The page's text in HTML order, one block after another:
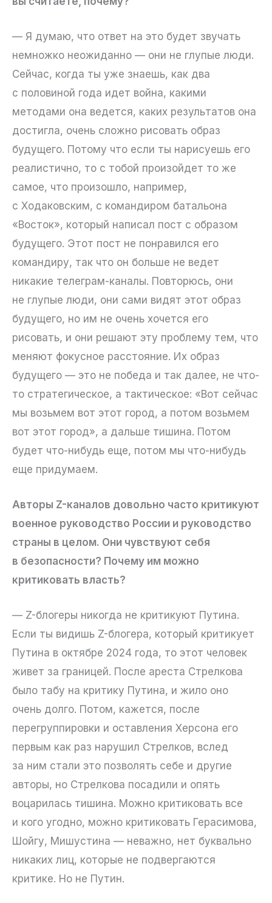
— Я думаю, что ответ на это будет звучать
немножко неожиданно — они не глупые люди.
Сейчас, когда ты уже знаешь, как два
с половиной года идет война, какими
методами она ведется, каких результатов она
достигла, очень сложно рисовать образ
будущего. Потому что если ты нарисуешь его
реалистично, то с тобой произойдет то же
самое, что произошло, например,
с Ходаковским, с командиром батальона
«Восток», который написал пост с образом
будущего. Этот пост не понравился его
командиру, так что он больше не ведет
никакие телеграм-каналы. Повторюсь, они
не глупые люди, они сами видят этот образ
будущего, но им не очень хочется его
рисовать, и они решают эту проблему тем, что
меняют фокусное расстояние. Их образ
будущего — это не победа и так далее, не что-
то стратегическое, а тактическое: «Вот сейчас
мы возьмем вот этот город, а потом возьмем
вот этот город», а дальше тишина. Потом
будет что-нибудь еще, потом мы что-нибудь
еще придумаем.
Авторы Z-каналов довольно часто критикуют
военное руководство России и руководство
страны в целом. Они чувствуют себя
в безопасности? Почему им можно
критиковать власть?
— Z-блогеры никогда не критикуют Путина.
Если ты видишь Z-блогера, который критикует
Путина в октябре 2024 года, то этот человек
живет за границей. После ареста Стрелкова
было табу на критику Путина, и жило оно
очень долго. Потом, кажется, после
перегруппировки и оставления Херсона его
первым как раз нарушил Стрелков, вслед
за ним стали это позволять себе и другие
авторы, но Стрелкова посадили и опять
воцарилась тишина. Можно критиковать все
и кого угодно, можно критиковать Герасимова,
Шойгу, Мишустина — неважно, нет буквально
никаких лиц, которые не подвергаются
критике. Но не Путин.